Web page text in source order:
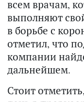
всем врачам,
выполняют
в борьбе с
отметил, что
компании
дальнейшем.
Стоит